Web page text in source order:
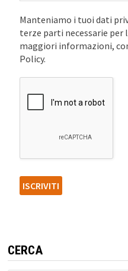
Manteniamo i tuoi dati
terze parti necessarie per
maggiori informazioni,
Policy.
CERCA